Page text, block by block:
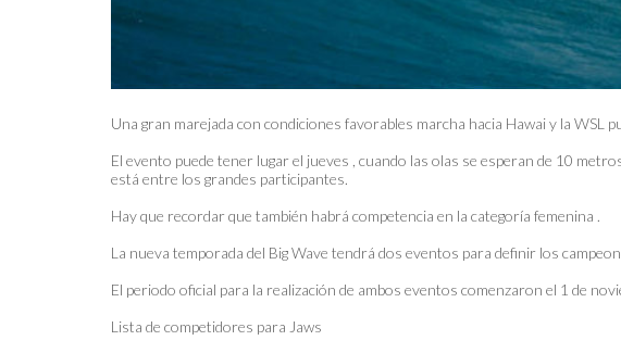
Una gran marejada con condiciones favorables marcha hacia Hawai y la
El evento puede tener lugar el jueves , cuando las olas se esperan de 10
está entre los grandes participantes.
Hay que recordar que también habrá competencia en la categoría femenina .
La nueva temporada del Big Wave tendrá dos eventos para definir los
El periodo oficial para la realización de ambos eventos comenzaron el 1 de
Lista de competidores para Jaws